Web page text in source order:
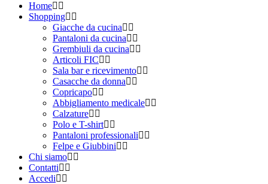
Home
Shopping
Giacche da cucina
Pantaloni da cucina
Grembiuli da cucina
Articoli FIC
Sala bar e ricevimento
Casacche da donna
Copricapo
Abbigliamento medicale
Calzature
Polo e T-shirt
Pantaloni professionali
Felpe e Giubbini
Chi siamo
Contatti
Accedi